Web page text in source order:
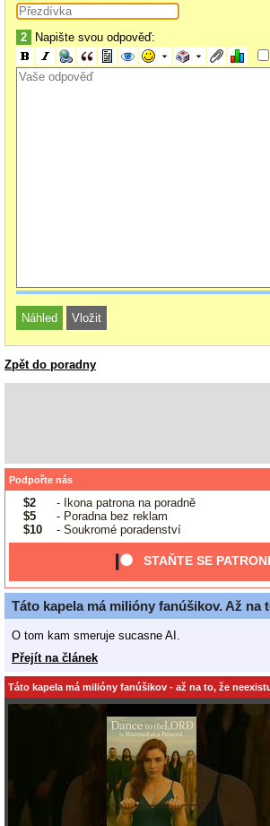
2 Napište svou odpověď:
Zpět do poradny
Podpořte nás
$2
- Ikona patrona na poradně
$5
- Poradna bez reklam
$10
- Soukromé poradenství
STAŇTE SE
Táto kapela má milióny fanúšikov. Až na
O tom kam smeruje sucasne AI.
Přejít na článek
Táto kapela má milióny fanúšikov - až na to, že